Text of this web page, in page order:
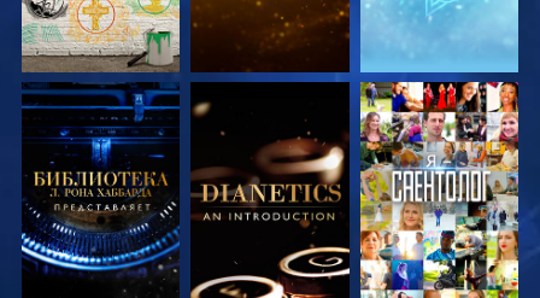
СМОТРЕТЬ
ПЕРЕДАЧИ
СМОТРЕТЬ
ПЕРЕДАЧИ
СМОТРЕТЬ